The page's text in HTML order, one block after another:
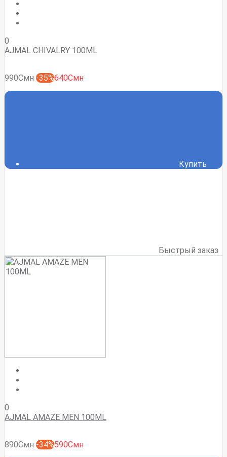
0
AJMAL CHIVALRY 100ML
990Смн -35%640Смн
Купить
Быстрый заказ
0
AJMAL AMAZE MEN 100ML
890Смн -34%590Смн